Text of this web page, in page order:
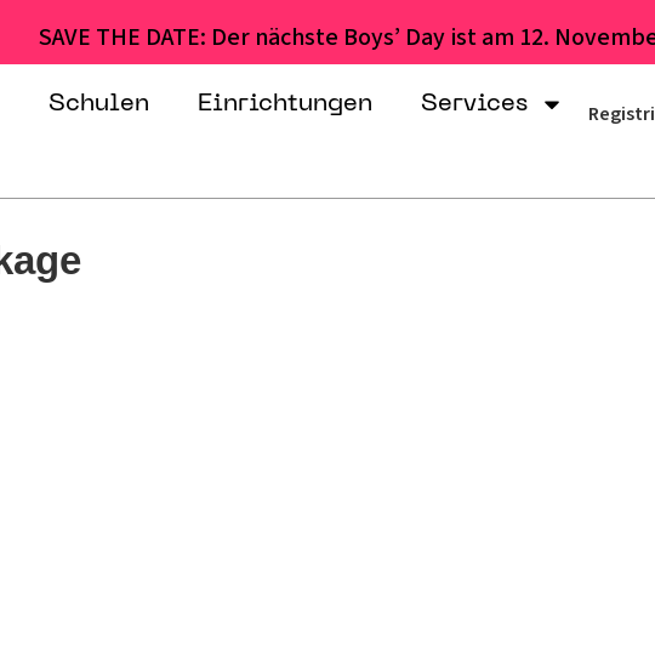
SAVE THE DATE: Der nächste Boys’ Day ist am 12.
Schulen Einrichtungen Services